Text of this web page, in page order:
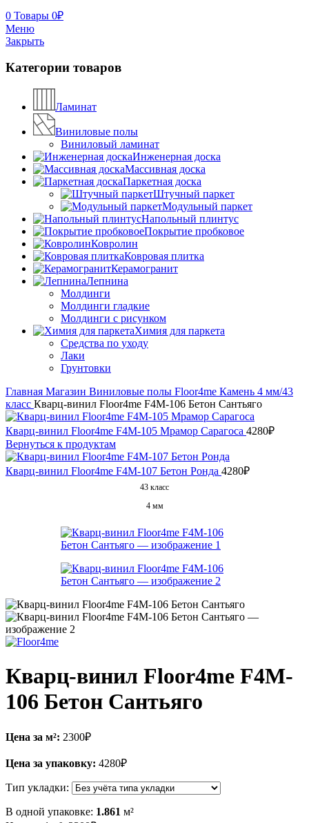
0 Товары 0₽
Меню
Закрыть
Категории товаров
Ламинат
Виниловые полы
Виниловый ламинат
Инженерная доска
Массивная доска
Паркетная доска
Штучный паркет
Модульный паркет
Напольный плинтус
Покрытие пробковое
Ковролин
Ковровая плитка
Керамогранит
Лепнина
Молдинги
Молдинги гладкие
Молдинги с рисунком
Химия для паркета
Средства по уходу
Лаки
Грунтовки
Главная Магазин Виниловые полы Floor4me Камень 4 мм/43
класс Кварц-винил Floor4me F4M-106 Бетон Сантьяго
Кварц-винил Floor4me F4M-105 Мрамор Сарагоса 4280₽
Вернуться к продуктам
Кварц-винил Floor4me F4M-107 Бетон Ронда 4280₽
43 класс
4 мм
Кварц-винил Floor4me F4M-
106 Бетон Сантьяго
Цена за м²: 2300₽
Цена за упаковку: 4280₽
Тип укладки:
В одной упаковке: 1.861 м²